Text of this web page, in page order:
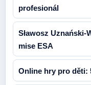
profesionál
Sławosz
mise ESA
Online hry pro děti: